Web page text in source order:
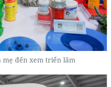
đến xem triển lãm